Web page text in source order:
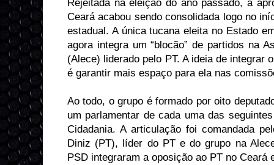
Rejeitada na eleição do ano passado, a
Ceará acabou sendo consolidada logo no
estadual. A única tucana eleita no Estado
agora integra um “blocão” de partidos na
(Alece) liderado pelo PT. A ideia de integrar
é garantir mais espaço para ela nas
Ao todo, o grupo é formado por oito
um parlamentar de cada uma das
Cidadania. A articulação foi comandada
Diniz (PT), líder do PT e do grupo na
PSD integraram a oposição ao PT no Ceará